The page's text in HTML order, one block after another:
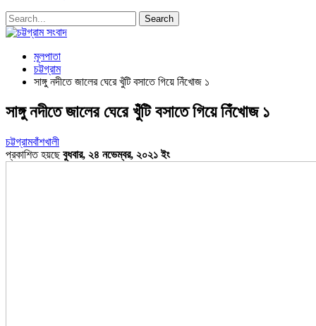
মূলপাতা
চট্টগ্রাম
সাঙ্গু নদীতে জালের ঘেরে খুঁটি বসাতে গিয়ে নিঁখোজ ১
সাঙ্গু নদীতে জালের ঘেরে খুঁটি বসাতে গিয়ে নিঁখোজ ১
চট্টগ্রামবাঁশখালী
প্রকাশিত হয়ছেবুধবার, ২৪ নভেম্বর, ২০২১ ইং